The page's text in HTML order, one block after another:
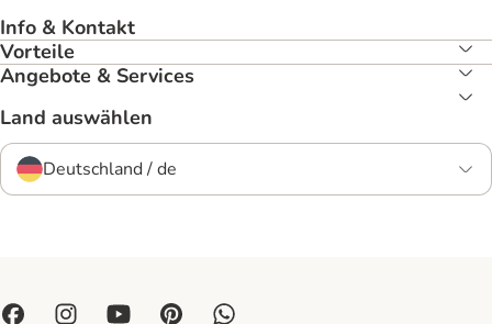
Info & Kontakt
Vorteile
Angebote & Services
Land auswählen
Deutschland / de